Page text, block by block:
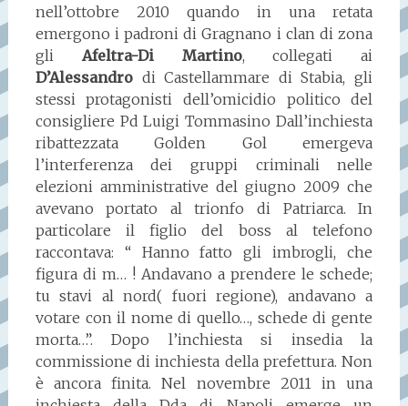
nell’ottobre 2010 quando in una retata
emergono i padroni di Gragnano i clan di zona
gli Afeltra-Di Martino, collegati ai
D’Alessandrodi Castellammare di Stabia, gli
stessi protagonisti dell’omicidio politico del
consigliere Pd Luigi Tommasino Dall’inchiesta
ribattezzata Golden Gol emergeva
l’interferenza dei gruppi criminali nelle
elezioni amministrative del giugno 2009 che
avevano portato al trionfo di Patriarca. In
particolare il figlio del boss al telefono
raccontava: “ Hanno fatto gli imbrogli, che
figura di m… ! Andavano a prendere le schede;
tu stavi al nord( fuori regione), andavano a
votare con il nome di quello…, schede di gente
morta…”. Dopo l’inchiesta si insedia la
commissione di inchiesta della prefettura. Non
è ancora finita. Nel novembre 2011 in una